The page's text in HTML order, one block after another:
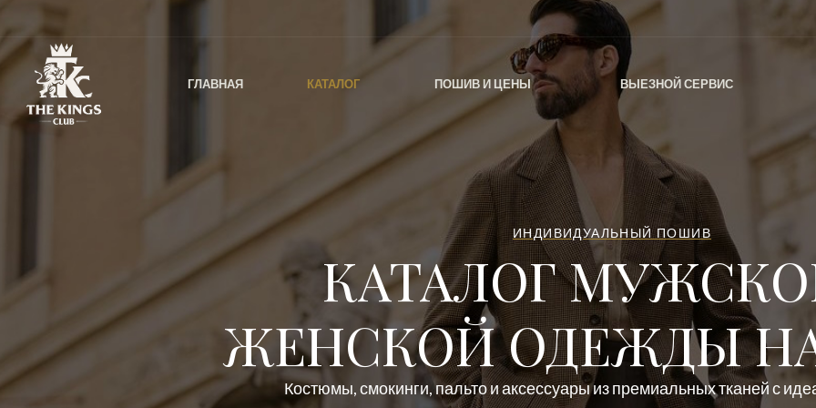
ГЛАВНАЯ КАТАЛОГ ПОШИВ И ЦЕНЫ ВЫЕЗНОЙ СЕРВИС
ИНДИВИДУАЛЬНЫЙ ПОШИВ
КАТАЛОГ
ЖЕНСКОЙ ОДЕЖДЫ
Костюмы, смокинги, пальто и аксессуары из премиальных тканей с